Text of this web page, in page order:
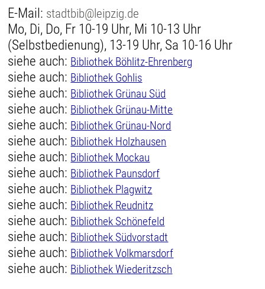
E-Mail: stadtbib@leipzig.de
Mo, Di, Do, Fr 10-19 Uhr, Mi 10-13 Uhr
(Selbstbedienung), 13-19 Uhr, Sa 10-16 Uhr
siehe auch: Bibliothek Böhlitz-Ehrenberg
siehe auch: Bibliothek Gohlis
siehe auch: Bibliothek Grünau Süd
siehe auch: Bibliothek Grünau-Mitte
siehe auch: Bibliothek Grünau-Nord
siehe auch: Bibliothek Holzhausen
siehe auch: Bibliothek Mockau
siehe auch: Bibliothek Paunsdorf
siehe auch: Bibliothek Plagwitz
siehe auch: Bibliothek Reudnitz
siehe auch: Bibliothek Schönefeld
siehe auch: Bibliothek Südvorstadt
siehe auch: Bibliothek Volkmarsdorf
siehe auch: Bibliothek Wiederitzsch